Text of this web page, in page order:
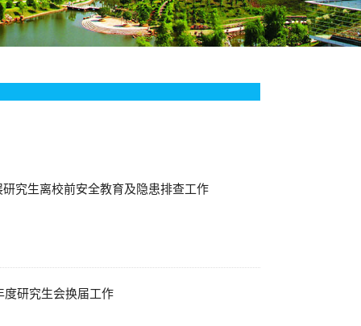
究生离校前安全教育及隐患排查工作
研究生会换届工作